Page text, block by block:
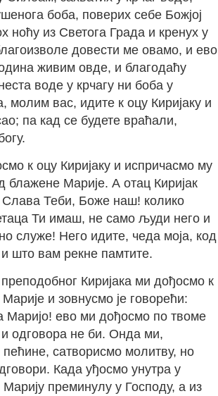
боба, поверих себе Божјој
ноћу из Светога Града и кренух у
довести ме овамо, и ево
живим овде, и благодаћу
воде у крчагу ни боба у
молим вас, идите к оцу Киријаку и
па кад се будете враћали,
к оцу Киријаку и испричасмо му
блажене Марије. А отац Киријак
Слава Теби, Боже наш! колико
Ти имаш, не само људи него и
служе! Него идите, чеда моја, код
што вам рекне памтите.
Киријака ми дођосмо к
и зовнусмо је говорећи:
ево ми дођосмо по твоме
одговора не би. Онда ми,
сатворисмо молитву, но
Када уђосмо унутра у
преминулу у Господу, а из